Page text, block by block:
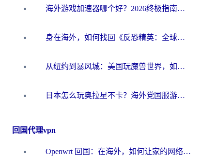
海外游戏加速器哪个好？2026终极指南帮你畅玩国服+解决卡顿难题
身在海外，如何找回《反恐精英：全球攻势》国服的丝滑手感？一份给你的终极指南
从纽约到暴风城：美国玩魔兽世界，如何找到你的最佳网络航线
日本怎么玩奥拉星不卡？海外党国服游戏加速器选择全攻略
回国代理vpn
Openwrt 回国：在海外，如何让家的网络触手可及